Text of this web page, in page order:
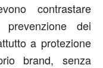
contrastare
dei
a protezione
brand, senza